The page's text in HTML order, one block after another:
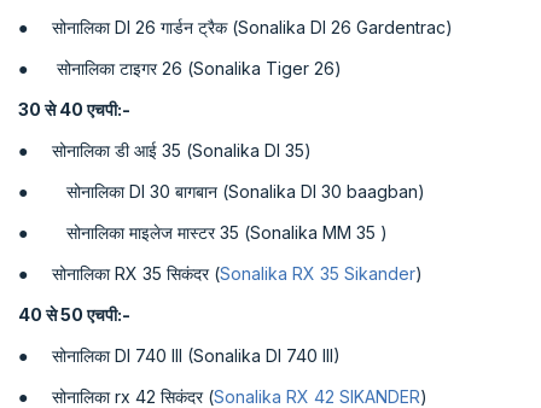
● सोनालिका DI 26 गार्डन ट्रैक (Sonalika DI 26 Gardentrac)
● सोनालिका टाइगर 26 (Sonalika Tiger 26)
30 से40एचपी:-
● सोनालिका डी आई 35 (Sonalika DI 35)
● सोनालिका DI 30 बागबान (Sonalika DI 30 baagban)
● सोनालिका माइलेज मास्टर 35 (Sonalika MM 35 )
● सोनालिका RX 35 सिकंदर (Sonalika RX 35 Sikander)
40 से50एचपी:-
● सोनालिका DI 740 III (Sonalika DI 740 III)
● सोनालिका rx 42 सिकंदर (Sonalika RX 42 SIKANDER)